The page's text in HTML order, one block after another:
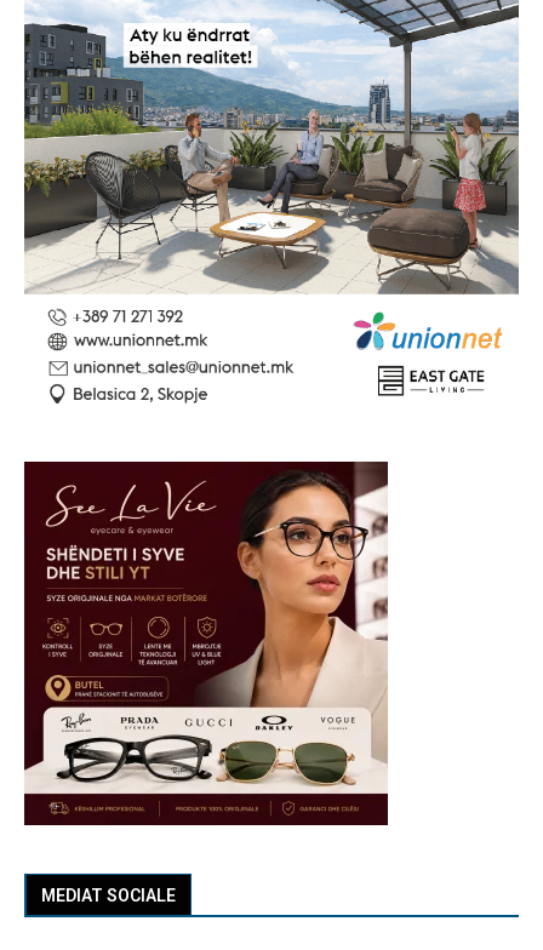
MEDIAT SOCIALE